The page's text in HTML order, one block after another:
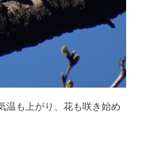
温も上がり、花も咲き始め